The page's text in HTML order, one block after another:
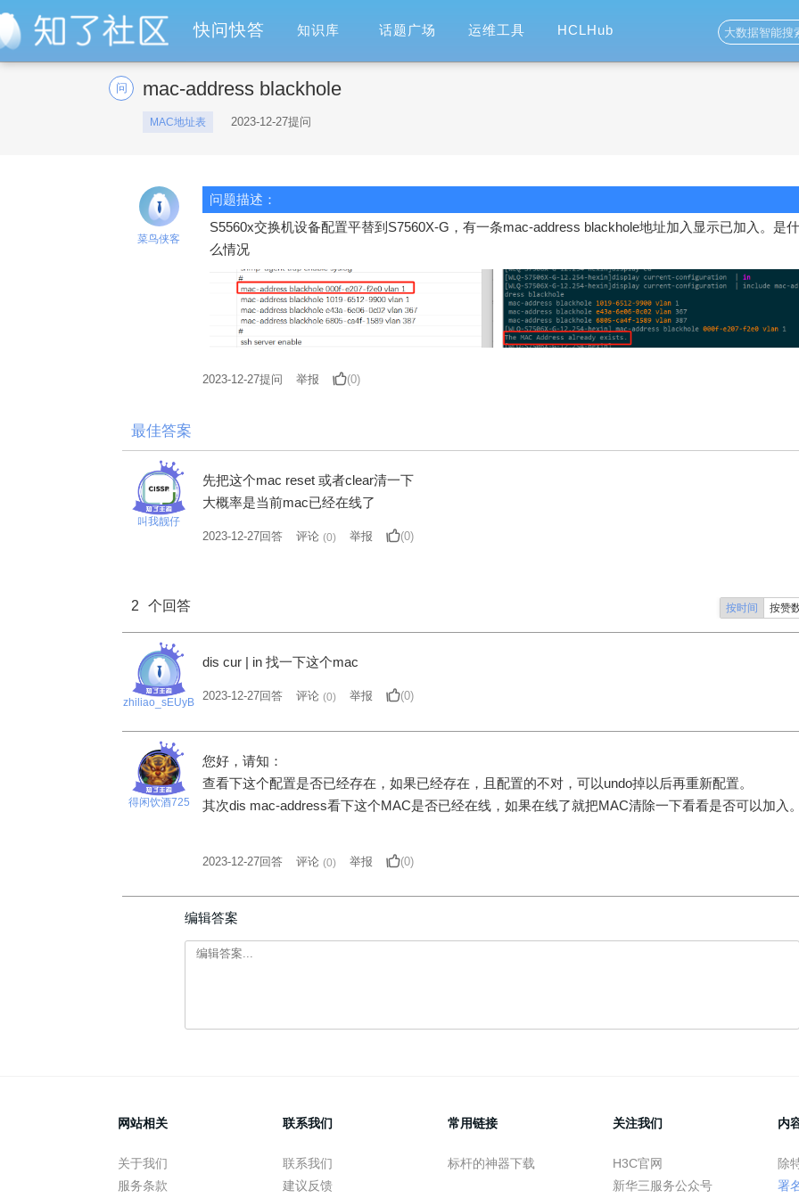
快问快答 知识库 话题广场 运维工具 HCLHub
问 mac-address blackhole
MAC地址表 2023-12-27提问
菜鸟侠客
问题描述：
S5560x交换机设备配置平替到S7560X-G，有一条mac-address blackhole地址加入显示已加入。是什
么情况
2023-12-27提问 举报 (0)
最佳答案
叫我靓仔
先把这个mac reset 或者clear清一下
大概率是当前mac已经在线了
2023-12-27回答 评论 (0) 举报 (0)
2 个回答 按时间 按赞
zhiliao_sEUyB
dis cur | in 找一下这个mac
2023-12-27回答 评论 (0) 举报 (0)
得闲饮酒725
您好，请知：
查看下这个配置是否已经存在，如果已经存在，且配置的不对，可以undo掉以后再重新配置。
其次dis mac-address看下这个MAC是否已经在线，如果在线了就把MAC清除一下看看是否可以加入
2023-12-27回答 评论 (0) 举报 (0)
编辑答案
网站相关
关于我们
服务条款
联系我们
联系我们
建议反馈
常用链接
标杆的神器下载
关注我们
H3C官网
新华三服务公众号
内
除
署